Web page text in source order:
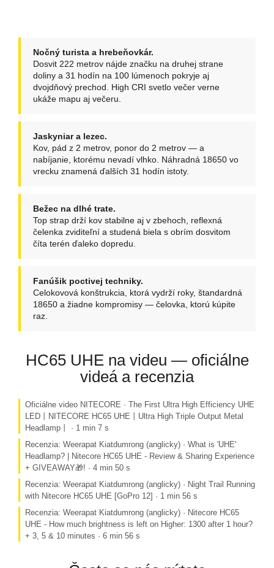
Nočný turista a hrebeňovkár.
Dosvit 222 metrov nájde značku na druhej strane
doliny a 31 hodín na 100 lúmenoch pokryje aj
dvojdňový prechod. High CRI svetlo večer verne
ukáže mapu aj večeru.
Jaskyniar a lezec.
Kov, pád z 2 metrov, ponor do 2 metrov — a
nabíjanie, ktorému nevadí vlhko. Náhradná 18650 vo
vrecku znamená ďalších 31 hodín istoty.
Bežec na dlhé trate.
Top strap drží kov stabilne aj v zbehoch, reflexná
čelenka zviditeľní a studená biela s obrím dosvitom
číta terén ďaleko dopredu.
Fanúšik poctivej techniky.
Celokovová konštrukcia, ktorá vydrží roky, štandardná
18650 a žiadne kompromisy — čelovka, ktorú kúpite
raz.
HC65 UHE na videu — oficiálne
videá a recenzia
Oficiálne video NITECORE · The First Ultra High Efficiency UHE
LED丨NITECORE HC65 UHE丨Ultra High Triple Output Metal
Headlamp丨 · 1 min 7 s
Recenzia: Weerapat Kiatdumrong (anglicky) · What is 'UHE'
Headlamp? | Nitecore HC65 UHE - Review & Sharing Experience
+ GIVEAWAY🎁! · 4 min 50 s
Recenzia: Weerapat Kiatdumrong (anglicky) · Night Trail Running
with Nitecore HC65 UHE [GoPro 12] · 1 min 56 s
Recenzia: Weerapat Kiatdumrong (anglicky) · Nitecore HC65
UHE - How much brightness is left on Higher: 1300 after 1 hour?
+ 3, 5 & 10 minutes · 6 min 56 s